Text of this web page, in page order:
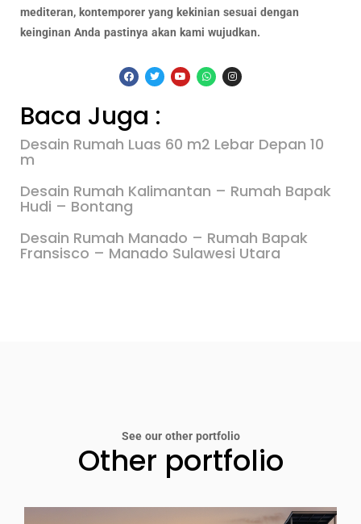
mediteran, kontemporer yang kekinian sesuai dengan
keinginan Anda pastinya akan kami wujudkan.
Baca Juga :
Desain Rumah Luas 60 m2 Lebar Depan 10
m
Desain Rumah Kalimantan – Rumah Bapak
Hudi – Bontang
Desain Rumah Manado – Rumah Bapak
Fransisco – Manado Sulawesi Utara
See our other portfolio
Other portfolio